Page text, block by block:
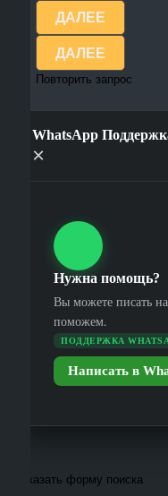
ДАЛЕЕ
ДАЛЕЕ
Повторить запрос
WhatsApp
×
Нужна помощь?
Вы можете писать
поможем.
ПОДДЕРЖКА
Написать в
Показать форму поиска